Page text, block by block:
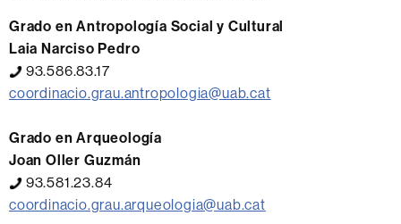
Grado en Antropología Social y Cultural
Laia Narciso Pedro
93.586.83.17
coordinacio.grau.antropologia@uab.cat
Grado en Arqueología
Joan Oller Guzmán
93.581.23.84
coordinacio.grau.arqueologia@uab.cat